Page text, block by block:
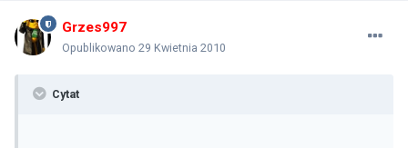
Grzes997
Opublikowano 29 Kwietnia 2010
Cytat